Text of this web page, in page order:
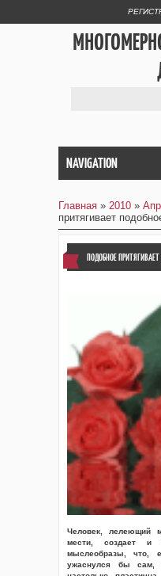
NAVIGATION
Главная » 2010 »
притягивает
ПОДОБНОЕ
Человек, лелеющий
мести, создает и
мыслеобразы, что,
ужаснулся бы сам,